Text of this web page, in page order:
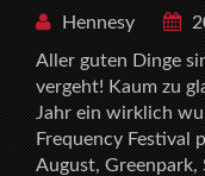
Hennesy
Aller guten Dinge
vergeht! Kaum zu
Jahr ein wirklich
Frequency Festival
August,